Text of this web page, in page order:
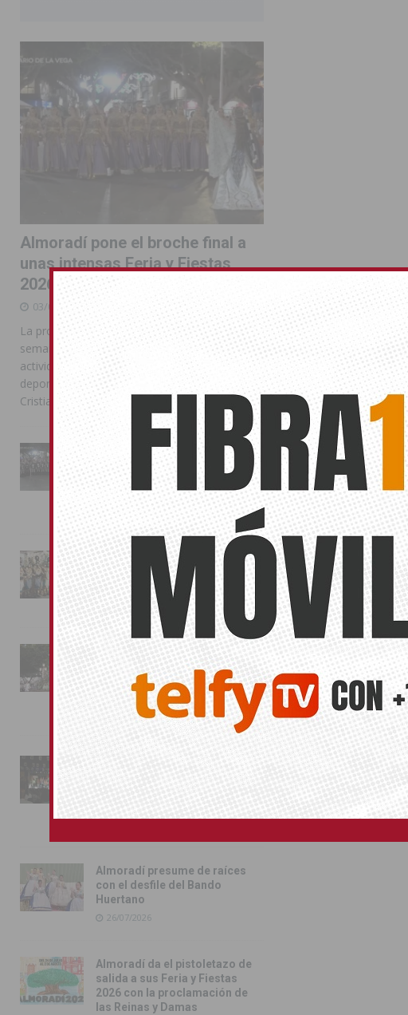
Almoradí pone el broche final a
unas intensas Feria y Fiestas
2026
03/08/2026
La programación reunió durante más de una
semana actos institucionales, conciertos,
actividades familiares, competiciones
deportivas y las celebraciones de Moros y
Cristianos
La Entrada Cristiana llena de
esplendor las calles de
Almoradí en una multitudinaria
jornada festera
02/08/2026
La magia de la Entrada Mora
conquista las calles de
Almoradí
01/08/2026
La fiesta se adueña de
Almoradí con la presentación
de los cargos festeros y la
toma del castillo
31/07/2026
Pilar de la Horadada
conmemora con emoción el
40º aniversario de su
independencia como municipio
Almoradí presume de raíces
con el desfile del Bando
Huertano
26/07/2026
Almoradí da el pistoletazo de
salida a sus Feria y Fiestas
2026 con la proclamación de
las Reinas y Damas